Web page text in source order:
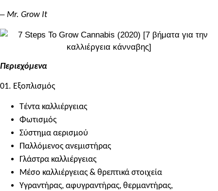
– Mr. Grow It
Περιεχόμενα
01. Εξοπλισμός
Τέντα καλλιέργειας
Φωτισμός
Σύστημα αερισμού
Παλλόμενος ανεμιστήρας
Γλάστρα καλλιέργειας
Μέσο καλλιέργειας & θρεπτικά στοιχεία
Υγραντήρας, αφυγραντήρας, θερμαντήρας,